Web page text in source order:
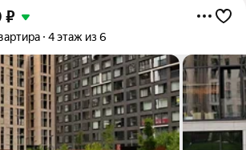
₽
4 этаж из 6